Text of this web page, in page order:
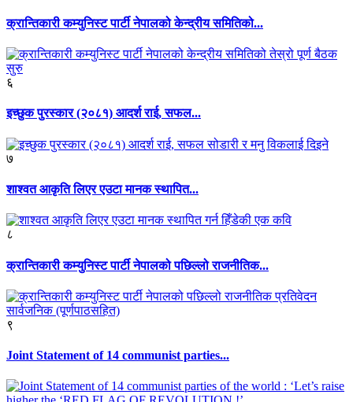
क्रान्तिकारी कम्युनिस्ट पार्टी नेपालको केन्द्रीय समितिको...
६
इच्छुक पुरस्कार (२०८१) आदर्श राई, सफल...
७
शाश्वत आकृति लिएर एउटा मानक स्थापित...
८
क्रान्तिकारी कम्युनिस्ट पार्टी नेपालको पछिल्लो राजनीतिक...
९
Joint Statement of 14 communist parties...